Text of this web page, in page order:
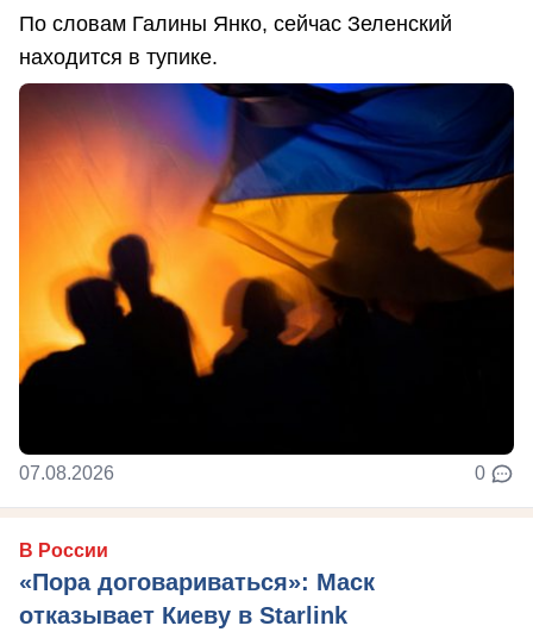
По словам Галины Янко, сейчас Зеленский
находится в тупике.
07.08.2026 0
В России
«Пора договариваться»: Маск
отказывает Киеву в Starlink